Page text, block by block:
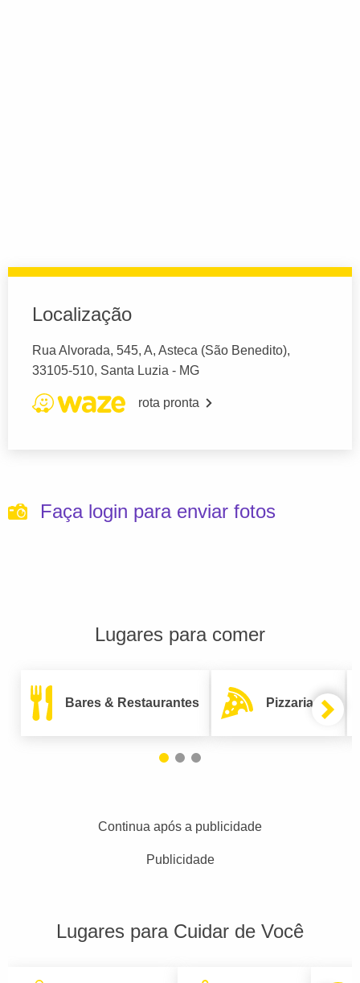
Localização
Rua Alvorada, 545, A, Asteca (São Benedito),
33105-510, Santa Luzia - MG
rota pronta
Faça login para enviar fotos
Lugares para comer
Bares & Restaurantes Pizzarias
Continua após a publicidade
Publicidade
Lugares para Cuidar de Você